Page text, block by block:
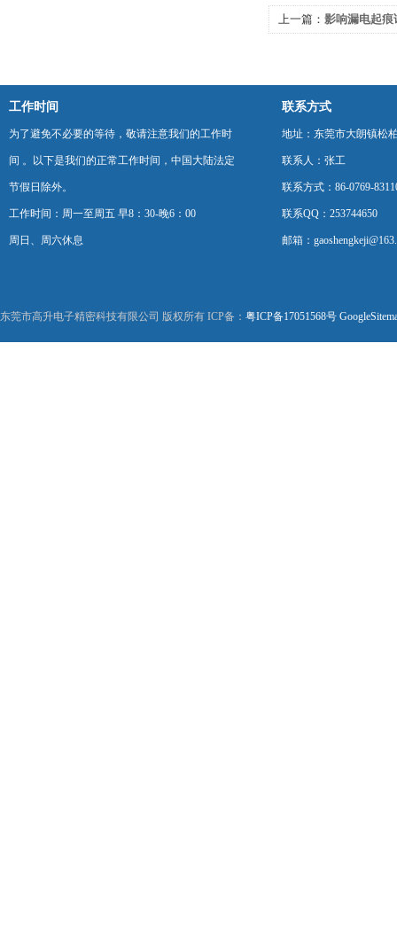
上一篇： 影响漏电起痕
工作时间
为了避免不必要的等待，敬请注意我们的工作时
间 。以下是我们的正常工作时间，中国大陆法定
节假日除外。
工作时间：周一至周五 早8：30-晚6：00
周日、周六休息
联系方式
地址：东莞市大朗镇松
联系人：张工
联系方式：86-0769-
联系QQ：253744650
邮箱：
东莞市高升电子精密科技有限公司 版权所有 ICP备： 粤ICP备17051568号